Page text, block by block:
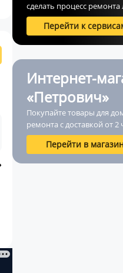
сделать процесс
Перейти к
Интернет-
«Петрович»
Покупайте товары для
ремонта с доставкой от 2
Перейти в